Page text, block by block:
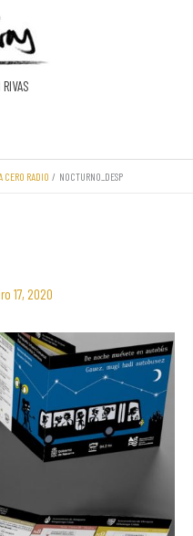
CERO RADIO NOCTURNO_DESP
17, 2020